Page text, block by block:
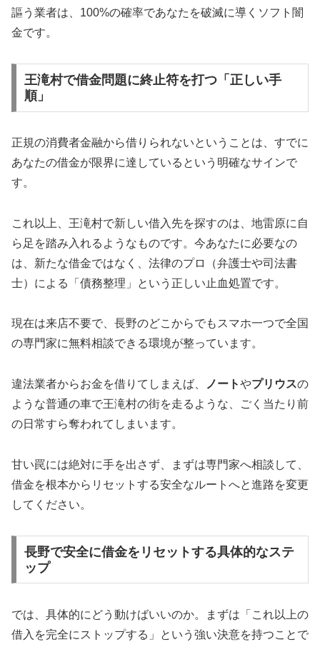
謳う業者は、100%の確率であなたを破滅に導くソフト闇
金です。
王滝村で借金問題に終止符を打つ「正しい手
順」
正規の消費者金融から借りられないということは、すでに
あなたの借金が限界に達しているという明確なサインで
す。
これ以上、王滝村で新しい借入先を探すのは、地雷原に自
ら足を踏み入れるようなものです。今あなたに必要なの
は、新たな借金ではなく、法律のプロ（弁護士や司法書
士）による「債務整理」という正しい止血処置です。
現在は来店不要で、長野のどこからでもスマホ一つで全国
の専門家に無料相談できる環境が整っています。
違法業者からお金を借りてしまえば、 ノートやプリウスの
ような普通の車で王滝村の街を走るような、ごく当たり前
の日常すら奪われてしまいます。
甘い罠には絶対に手を出さず、まずは専門家へ相談して、
借金を根本からリセットする安全なルートへと進路を変更
してください。
長野で安全に借金をリセットする具体的なステ
ップ
では、具体的にどう動けばいいのか。まずは「これ以上の
借入を完全にストップする」という強い決意を持つことで